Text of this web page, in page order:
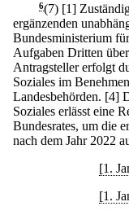
6(7) [1]
ergänzenden
Bundesministerium
Aufgaben Dritten
Antragsteller erfolgt
Soziales im
Landesbehörden. [4]
Soziales erlässt eine
Bundesrates, um die
nach dem Jahr 2022
[1.
[1.